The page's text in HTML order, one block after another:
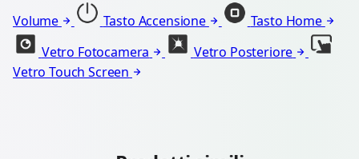
Volume
Tasto Accensione
Tasto Home
Vetro Fotocamera
Vetro Posteriore
Vetro Touch Screen